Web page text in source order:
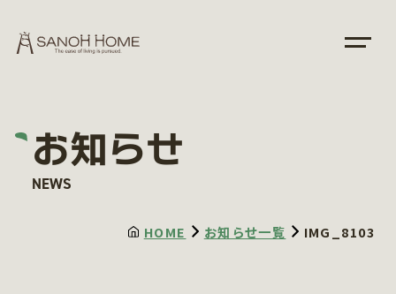
お知らせ
NEWS
HOME お知らせ一覧 IMG_8103